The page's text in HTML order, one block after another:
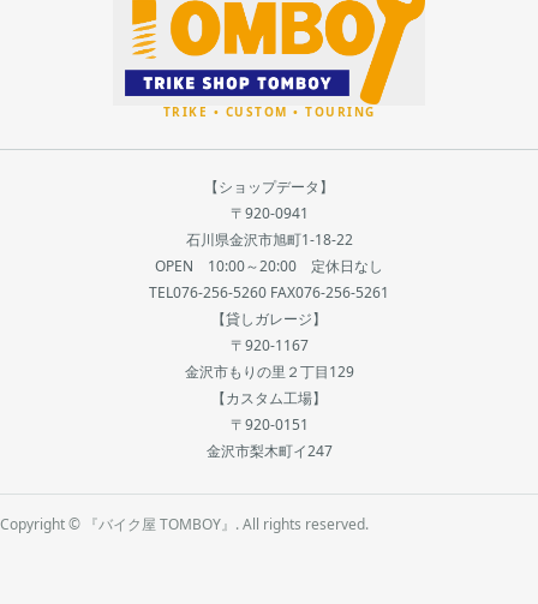
【ショップデータ】
〒920-0941
石川県金沢市旭町1-18-22
OPEN 10:00～20:00 定休日なし
TEL076-256-5260 FAX076-256-5261
【貸しガレージ】
〒920-1167
金沢市もりの里２丁目129
【カスタム工場】
〒920-0151
金沢市梨木町イ247
Copyright © 『バイク屋 TOMBOY』. All rights reserved.